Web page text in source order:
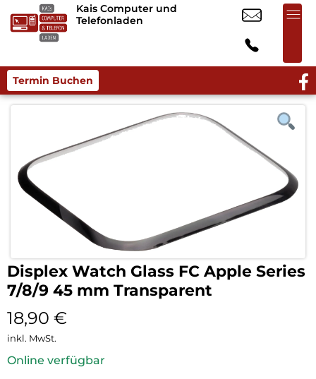
Kais Computer und
Telefonladen
Termin Buchen
Displex Watch Glass FC Apple Series
7/8/9 45 mm Transparent
18,90 €
inkl. MwSt.
Online verfügbar